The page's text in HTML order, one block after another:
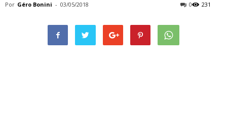
Por Géro Bonini - 03/05/2018 231
0